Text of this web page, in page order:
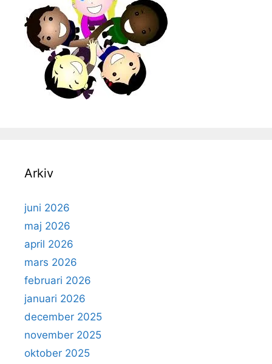
Arkiv
juni 2026
maj 2026
april 2026
mars 2026
februari 2026
januari 2026
december 2025
november 2025
oktober 2025